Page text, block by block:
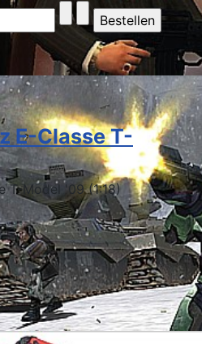
E-Classe T-
T-Model '09 (1:18)